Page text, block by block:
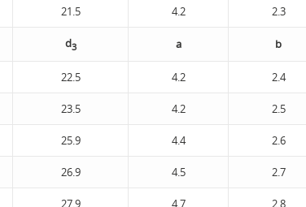
21.5 4.2 2.3
d3 а b
22.5 4.2 2.4
23.5 4.2 2.5
25.9 4.4 2.6
26.9 4.5 2.7
27.9 4.7 2.8